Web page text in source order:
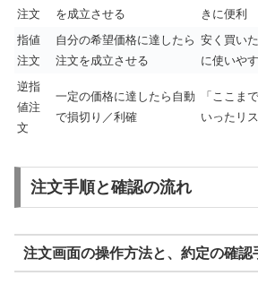
注文
を成立させる
きに便利
指値
注文
自分の希望価格に達したら
注文を成立させる
安く買い
に使いや
逆指
値注
文
一定の価格に達したら自動
で損切り／利確
「ここま
いったリ
注文手順と確認の流れ
注文画面の操作方法と、約定の確認